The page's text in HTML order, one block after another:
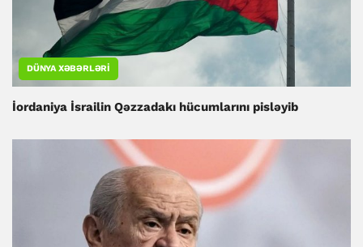
DÜNYA XƏBƏRLƏRI
İordaniya İsrailin Qəzzadakı hücumlarını pisləyib